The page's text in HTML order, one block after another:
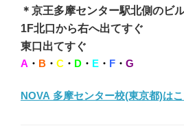
＊京王多摩センター駅北側のビ
1F北口から右へ出てすぐ
東口出てすぐ
A ・ B ・ C ・ D ・ E ・ F ・ G
NOVA 多摩センター校(東京都)は